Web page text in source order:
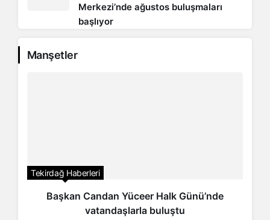
Merkezi’nde ağustos buluşmaları
başlıyor
Manşetler
Tekirdağ Haberleri
Başkan Candan Yüceer Halk Günü’nde
vatandaşlarla buluştu